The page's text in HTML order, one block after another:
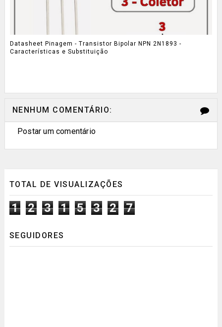
Datasheet Pinagem - Transistor Bipolar NPN 2N1893 -
Características e Substituição
NENHUM COMENTÁRIO:
Postar um comentário
TOTAL DE VISUALIZAÇÕES
1 2 3 1 5 3 2 7
SEGUIDORES